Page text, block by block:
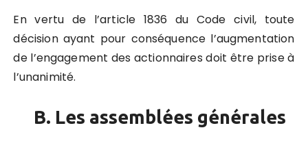
En vertu de l’article 1836 du Code civil, toute
décision ayant pour conséquence l’augmentation
de l’engagement des actionnaires doit être prise à
l’unanimité.
B. Les assemblées générales